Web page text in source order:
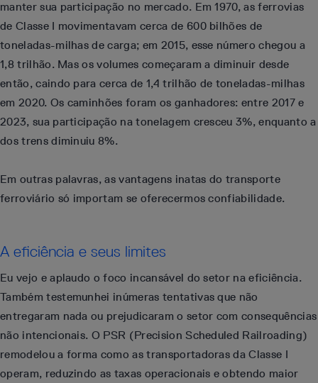
manter sua participação no mercado. Em 1970, as ferrovias
de Classe I movimentavam cerca de 600 bilhões de
toneladas-milhas de carga; em 2015, esse número chegou a
1,8 trilhão. Mas os volumes começaram a diminuir desde
então, caindo para cerca de 1,4 trilhão de toneladas-milhas
em 2020. Os caminhões foram os ganhadores: entre 2017 e
2023, sua participação na tonelagem cresceu 3%, enquanto a
dos trens diminuiu 8%.
Em outras palavras, as vantagens inatas do transporte
ferroviário só importam se oferecermos confiabilidade.
A eficiência e seus limites
Eu vejo e aplaudo o foco incansável do setor na eficiência.
Também testemunhei inúmeras tentativas que não
entregaram nada ou prejudicaram o setor com consequências
não intencionais. O PSR (Precision Scheduled Railroading)
remodelou a forma como as transportadoras da Classe I
operam, reduzindo as taxas operacionais e obtendo maior